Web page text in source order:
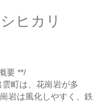
ヒカリ
要 **/
町は、花崗岩が多
岩は風化しやすく、鉄